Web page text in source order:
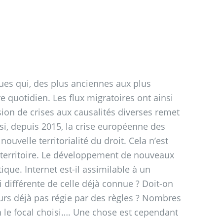
qui, des plus anciennes aux plus
quotidien. Les flux migratoires ont ainsi
de crises aux causalités diverses remet
depuis 2015, la crise européenne des
territorialité du droit. Cela n’est
Le développement de nouveaux
Internet est-il assimilable à un
différente de celle déjà connue ? Doit-on
déjà pas régie par des règles ? Nombres
focal choisi…. Une chose est cependant